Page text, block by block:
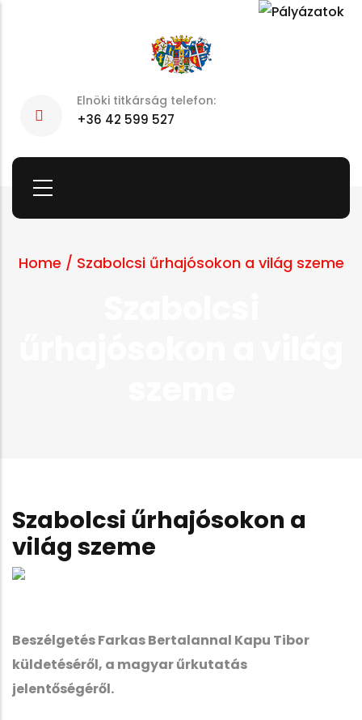
Elnöki titkárság telefon:
+36 42 599 527
Home / Szabolcsi űrhajósokon a világ szeme
Szabolcsi űrhajósokon a
világ szeme
Beszélgetés Farkas Bertalannal Kapu Tibor
küldetéséről, a magyar űrkutatás
jelentőségéről.